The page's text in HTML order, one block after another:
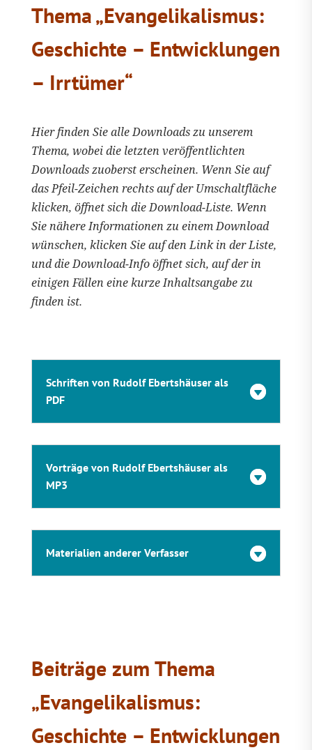
Thema „Evangelikalismus:
Geschichte – Entwicklungen
– Irrtümer“
Hier finden Sie alle Downloads zu unserem
Thema, wobei die letzten veröffentlichten
Downloads zuoberst erscheinen. Wenn Sie auf
das Pfeil-Zeichen rechts auf der Umschaltfläche
klicken, öffnet sich die Download-Liste. Wenn
Sie nähere Informationen zu einem Download
wünschen, klicken Sie auf den Link in der Liste,
und die Download-Info öffnet sich, auf der in
einigen Fällen eine kurze Inhaltsangabe zu
finden ist.
Schriften von Rudolf Ebertshäuser als
PDF
Vorträge von Rudolf Ebertshäuser als
MP3
Materialien anderer Verfasser
Beiträge zum Thema
„Evangelikalismus:
Geschichte – Entwicklungen